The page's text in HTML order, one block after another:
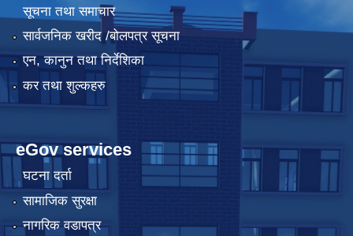
सूचना तथा समाचार
सार्वजनिक खरीद /बोलपत्र सूचना
एन, कानुन तथा निर्देशिका
कर तथा शुल्कहरु
eGov services
घटना दर्ता
सामाजिक सुरक्षा
नागरिक वडापत्र